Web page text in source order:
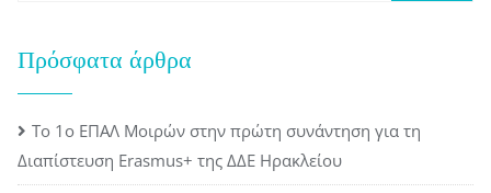
Πρόσφατα άρθρα
Το 1ο ΕΠΑΛ Μοιρών στην πρώτη συνάντηση για τη
Διαπίστευση Erasmus+ της ΔΔΕ Ηρακλείου